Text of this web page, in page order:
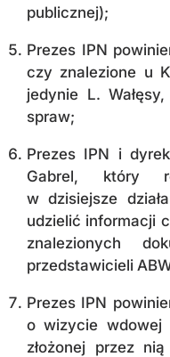
publicznej);
Prezes IPN
czy znalezione u
jedynie L.
spraw;
Prezes IPN i
Gabrel, który
w dzisiejsze
udzielić informacji
znalezionych
przedstawicieli
Prezes IPN
o wizycie wdowej
złożonej przez